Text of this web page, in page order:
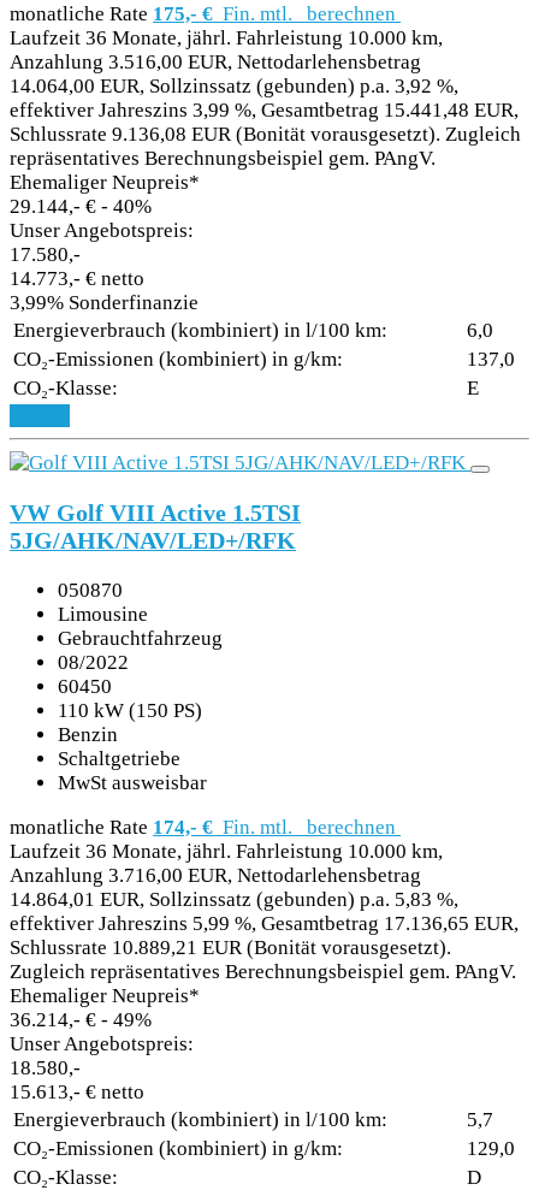
monatliche Rate 175,- € Fin. mtl.
berechnen
Laufzeit 36 Monate, jährl. Fahrleistung 10.000 km,
Anzahlung 3.516,00 EUR, Nettodarlehensbetrag
14.064,00 EUR, Sollzinssatz (gebunden) p.a. 3,92 %,
effektiver Jahreszins 3,99 %, Gesamtbetrag 15.441,48 EUR,
Schlussrate 9.136,08 EUR (Bonität vorausgesetzt). Zugleich
repräsentatives Berechnungsbeispiel gem. PAngV.
Ehemaliger Neupreis*
29.144,- € - 40%
Unser Angebotspreis:
17.580,-
14.773,- € netto
3,99% Sonderfinanzie
Energieverbrauch (kombiniert) in l/100 km:
6,0
CO₂-Emissionen (kombiniert) in g/km:
137,0
CO₂-Klasse:
E
VW Golf VIII Active 1.5TSI
5JG/AHK/NAV/LED+/RFK
050870
Limousine
Gebrauchtfahrzeug
08/2022
60450
110 kW (150 PS)
Benzin
Schaltgetriebe
MwSt ausweisbar
monatliche Rate 174,- € Fin. mtl.
berechnen
Laufzeit 36 Monate, jährl. Fahrleistung 10.000 km,
Anzahlung 3.716,00 EUR, Nettodarlehensbetrag
14.864,01 EUR, Sollzinssatz (gebunden) p.a. 5,83 %,
effektiver Jahreszins 5,99 %, Gesamtbetrag 17.136,65 EUR,
Schlussrate 10.889,21 EUR (Bonität vorausgesetzt).
Zugleich repräsentatives Berechnungsbeispiel gem. PAngV.
Ehemaliger Neupreis*
36.214,- € - 49%
Unser Angebotspreis:
18.580,-
15.613,- € netto
Energieverbrauch (kombiniert) in l/100 km:
5,7
CO₂-Emissionen (kombiniert) in g/km:
129,0
CO₂-Klasse:
D